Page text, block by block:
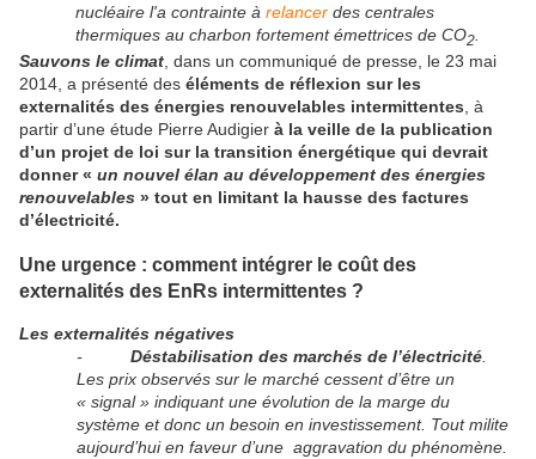
nucléaire l'a contrainte àrelancer des centrales
thermiques au charbon fortement émettrices de CO2
Sauvons le climat , dans un communiqué de presse, le 23 mai
2014, a présenté des éléments de réflexion sur les
externalités des énergies renouvelables intermittentes , à
partir d’une étude Pierre Audigier à la veille de la publication
d’un projet de loi sur la transition énergétique qui devrait
donner « un nouvel élan au développement des énergies
renouvelables » tout en limitant la hausse des factures
d’électricité.
Une urgence : comment intégrer le coût des
externalités des EnRs intermittentes ?
Les externalités négatives
- Déstabilisation des marchés de l’électricité.
Les prix observés sur le marché cessent d’être un
« signal » indiquant une évolution de la marge du
système et donc un besoin en investissement. Tout milite
aujourd’hui en faveur d’une aggravation du phénomène.